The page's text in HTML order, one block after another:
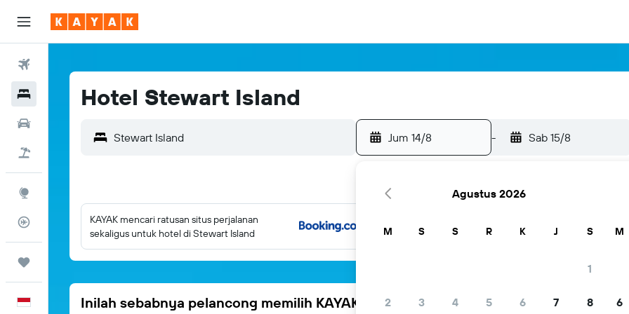
Pantau Pesawat
Bahasa Indonesia
Hotel Stewart Island
Jum 14/8 - Sab 15/8
KAYAK mencari ratusan situs perjalanan
sekaligus untuk hotel di Stewart Island
Inilah sebabnya pelancong memilih KAYAK
Agustus 2026
M S S R K J S
1
2 3 4 5 6 7 8
M
6